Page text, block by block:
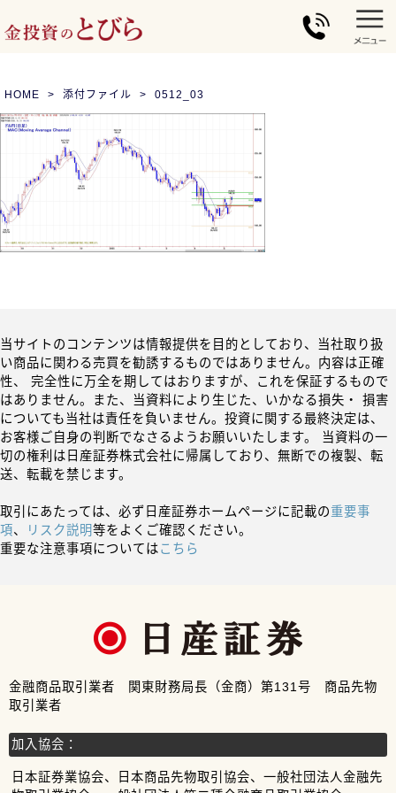
HOME 添付ファイル 0512_03
当サイトのコンテンツは情報提供を目的としており、当社取り扱
い商品に関わる売買を勧誘するものではありません。内容は正確
性、 完全性に万全を期してはおりますが、これを保証するもので
はありません。また、当資料により生じた、いかなる損失・ 損害
についても当社は責任を負いません。投資に関する最終決定は、
お客様ご自身の判断でなさるようお願いいたします。 当資料の一
切の権利は日産証券株式会社に帰属しており、無断での複製、転
送、転載を禁じます。
取引にあたっては、必ず日産証券ホームページに記載の重要事
項、 リスク説明等をよくご確認ください。
重要な注意事項についてはこちら
金融商品取引業者 関東財務局長（金商）第131号 商品先物
取引業者
加入協会：
日本証券業協会、日本商品先物取引協会、一般社団法人金融先